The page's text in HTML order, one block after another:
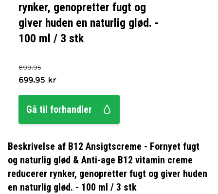
rynker, genopretter fugt og
giver huden en naturlig glød. -
100 ml / 3 stk
899.95
699.95 kr
Gå til forhandler
Beskrivelse af B12 Ansigtscreme - Fornyet fugt
og naturlig glød & Anti-age B12 vitamin creme
reducerer rynker, genopretter fugt og giver huden
en naturlig glød. - 100 ml / 3 stk